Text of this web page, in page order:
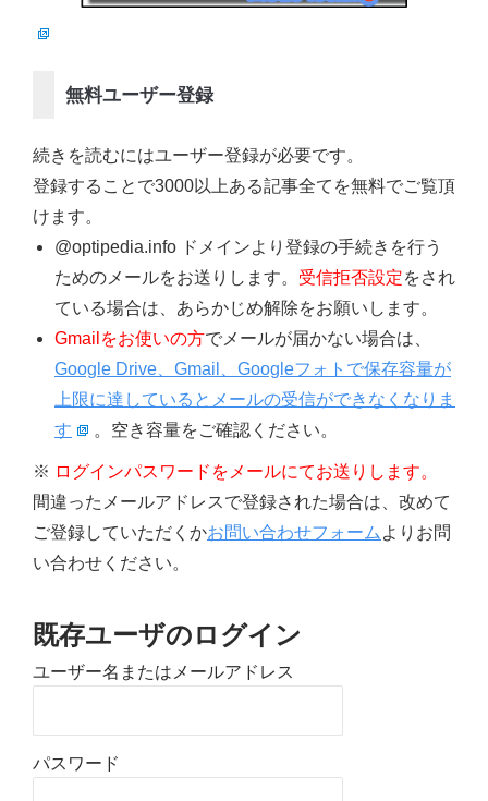
無料ユーザー登録
続きを読むにはユーザー登録が必要です。
登録することで3000以上ある記事全てを無料でご覧頂
けます。
@optipedia.info ドメインより登録の手続きを行う
ためのメールをお送りします。 受信拒否設定をされ
ている場合は、あらかじめ解除をお願いします。
Gmailをお使いの方でメールが届かない場合は、
Google Drive、Gmail、Googleフォトで保存容量が
上限に達しているとメールの受信ができなくなりま
す
。空き容量をご確認ください。
※ ログインパスワードをメールにてお送りします。
間違ったメールアドレスで登録された場合は、改めて
ご登録していただくかお問い合わせフォーム よりお問
い合わせください。
既存ユーザのログイン
ユーザー名またはメールアドレス
パスワード